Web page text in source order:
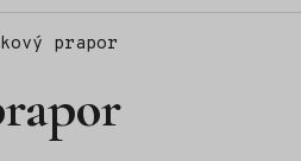
prapor